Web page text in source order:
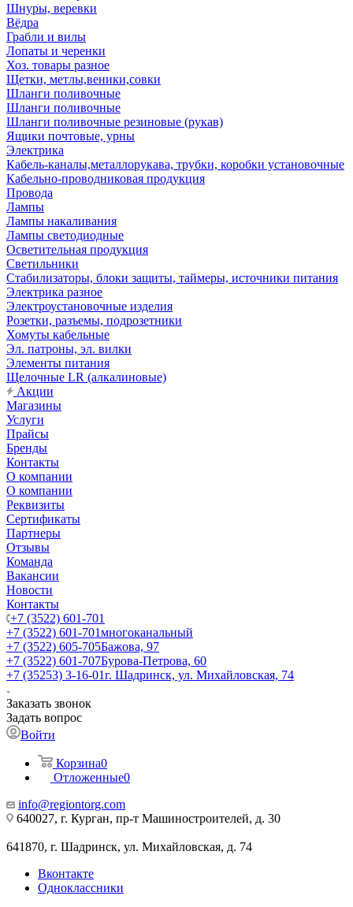
Шнуры, веревки
Вёдра
Грабли и вилы
Лопаты и черенки
Хоз. товары разное
Щетки, метлы,веники,совки
Шланги поливочные
Шланги поливочные
Шланги поливочные резиновые (рукав)
Ящики почтовые, урны
Электрика
Кабель-каналы,металлорукава, трубки, коробки установочные
Кабельно-проводниковая продукция
Провода
Лампы
Лампы накаливания
Лампы светодиодные
Осветительная продукция
Светильники
Стабилизаторы, блоки защиты, таймеры, источники питания
Электрика разное
Электроустановочные изделия
Розетки, разъемы, подрозетники
Хомуты кабельные
Эл. патроны, эл. вилки
Элементы питания
Щелочные LR (алкалиновые)
Акции
Магазины
Услуги
Прайсы
Бренды
Контакты
О компании
О компании
Реквизиты
Сертификаты
Партнеры
Отзывы
Команда
Вакансии
Новости
Контакты
+7 (3522) 601-701
+7 (3522) 601-701многоканальный
+7 (3522) 605-705Бажова, 97
+7 (3522) 601-707Бурова-Петрова, 60
+7 (35253) 3-16-01г. Шадринск, ул. Михайловская, 74
Заказать звонок
Задать вопрос
Войти
Корзина0
Отложенные0
info@regiontorg.com
640027, г. Курган, пр-т Машиностроителей, д. 30
641870, г. Шадринск, ул. Михайловская, д. 74
Вконтакте
Одноклассники